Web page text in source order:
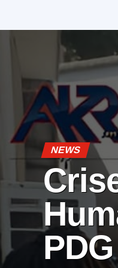
NEWS